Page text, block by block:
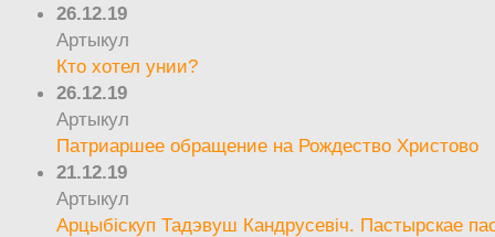
26.12.19
Артыкул
Кто хотел унии?
26.12.19
Артыкул
Патриаршее обращение на Рождество Христово
21.12.19
Артыкул
Арцыбіскуп Тадэвуш Кандрусевіч. Пастырскае